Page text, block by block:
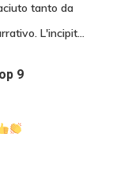
tanto da
L'incipit…
9